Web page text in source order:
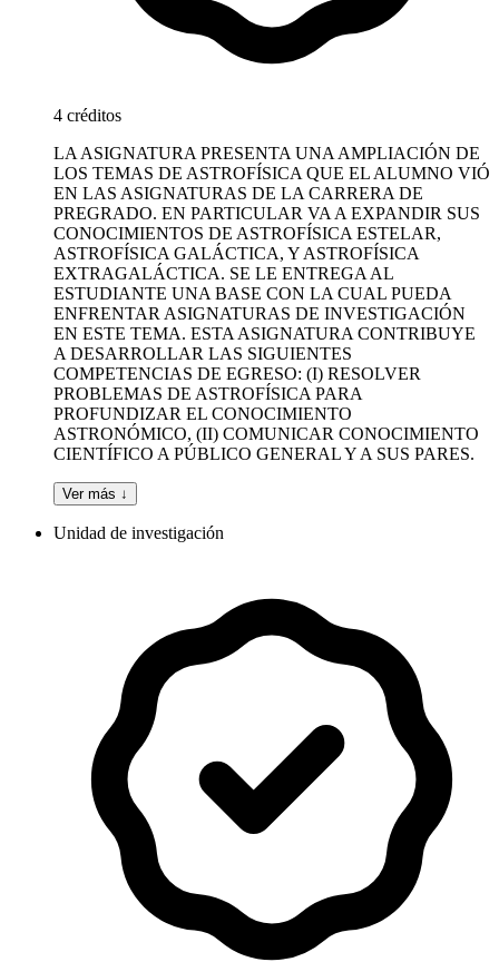
4 créditos
LA ASIGNATURA PRESENTA UNA AMPLIACIÓN DE
LOS TEMAS DE ASTROFÍSICA QUE EL ALUMNO VIÓ
EN LAS ASIGNATURAS DE LA CARRERA DE
PREGRADO. EN PARTICULAR VA A EXPANDIR SUS
CONOCIMIENTOS DE ASTROFÍSICA ESTELAR,
ASTROFÍSICA GALÁCTICA, Y ASTROFÍSICA
EXTRAGALÁCTICA. SE LE ENTREGA AL
ESTUDIANTE UNA BASE CON LA CUAL PUEDA
ENFRENTAR ASIGNATURAS DE INVESTIGACIÓN
EN ESTE TEMA. ESTA ASIGNATURA CONTRIBUYE
A DESARROLLAR LAS SIGUIENTES
COMPETENCIAS DE EGRESO: (I) RESOLVER
PROBLEMAS DE ASTROFÍSICA PARA
PROFUNDIZAR EL CONOCIMIENTO
ASTRONÓMICO, (II) COMUNICAR CONOCIMIENTO
CIENTÍFICO A PÚBLICO GENERAL Y A SUS PARES.
Ver más ↓
Unidad de investigación